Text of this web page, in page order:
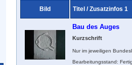
Bild Titel / Zusatzinfos 1
Bau des Auges
Kurzschrift
Nur im jeweiligen
Bearbeitungsstand: